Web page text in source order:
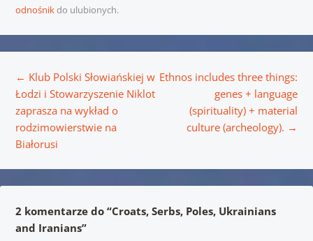
odnośnikdo ulubionych.
← Klub Polski Słowiańskiej w
Łodzi i Stowarzyszenie Niklot
zaprasza na wykład o
rodzimowierstwie na
Białorusi
Ethnos includes three things:
genes + language
(spirituality) + material
culture (archeology). →
2 komentarze do “Croats, Serbs, Poles, Ukrainians
and Iranians”